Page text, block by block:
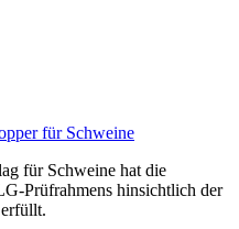
für Schweine
für Schweine hat die
Prüfrahmens hinsichtlich der